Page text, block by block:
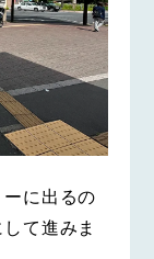
ーに出るの
て進みま